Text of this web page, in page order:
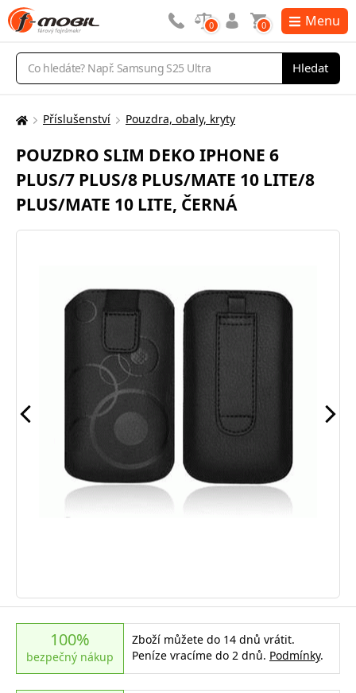
Vyhledávání
Hledat
0 0 Menu
Zde
nacházíte:
Příslušenství Pouzdra, obaly, kryty
POUZDRO SLIM DEKO IPHONE 6
PLUS/7 PLUS/8 PLUS/MATE 10 LITE/8
PLUS/MATE 10 LITE, ČERNÁ
100%
bezpečný nákup
Zboží můžete do 14 dnů vrátit.
Peníze vracíme do 2 dnů. Podmínky.